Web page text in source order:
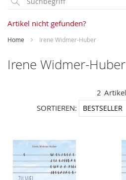
Artikel nicht gefunden?
Home Irene Widmer-Huber
Irene Widmer-Huber
2 Artikel
SORTIEREN: